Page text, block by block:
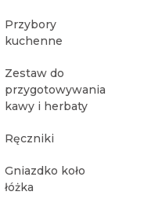
Przybory
kuchenne
Zestaw do
przygotowywania
kawy i herbaty
Ręczniki
Gniazdko koło
łóżka